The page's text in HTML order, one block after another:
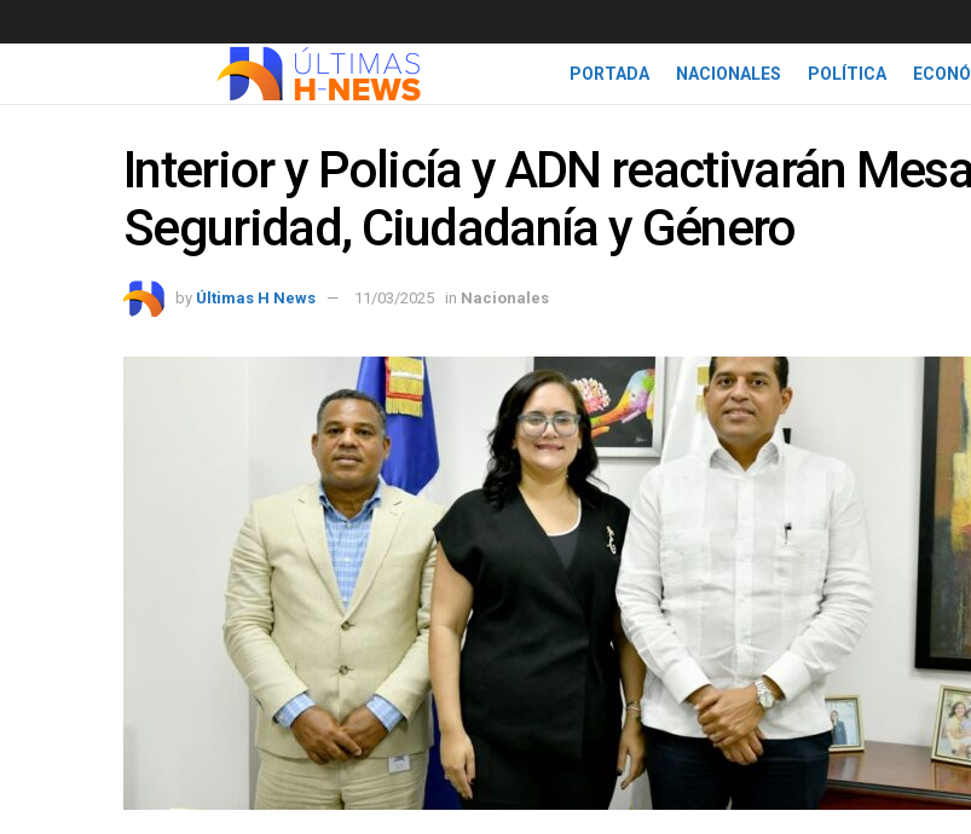
PORTADA NACIONALES POLÍTICA
Interior y Policía y ADN reactivarán
Seguridad, Ciudadanía y Género
by Últimas H News 11/03/2025 in Nacionales